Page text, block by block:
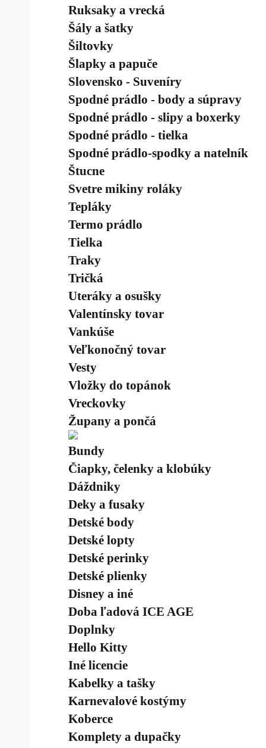
Ruksaky a vrecká
Šály a šatky
Šiltovky
Šlapky a papuče
Slovensko - Suveníry
Spodné prádlo - body a súpravy
Spodné prádlo - slipy a boxerky
Spodné prádlo - tielka
Spodné prádlo-spodky a natelník
Štucne
Svetre mikiny roláky
Tepláky
Termo prádlo
Tielka
Traky
Tričká
Uteráky a osušky
Valentínsky tovar
Vankúše
Veľkonočný tovar
Vesty
Vložky do topánok
Vreckovky
Župany a pončá
Bundy
Čiapky, čelenky a klobúky
Dáždniky
Deky a fusaky
Detské body
Detské lopty
Detské perinky
Detské plienky
Disney a iné
Doba ľadová ICE AGE
Doplnky
Hello Kitty
Iné licencie
Kabelky a tašky
Karnevalové kostýmy
Koberce
Komplety a dupačky